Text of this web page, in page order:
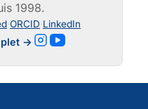
1998.
·ORCID·LinkedIn
→ Instagram
YouTube